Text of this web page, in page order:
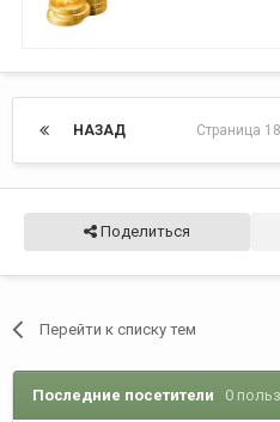
НАЗАД Страница
Поделиться
Перейти к списку тем
Последние посетители 0